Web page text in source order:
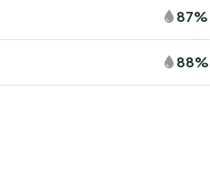
87%
88%